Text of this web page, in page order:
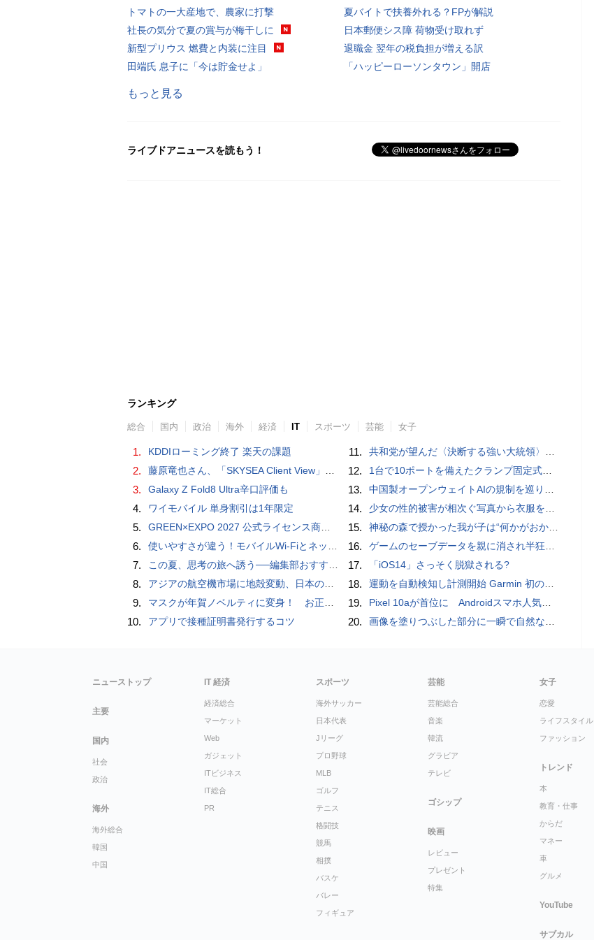
トマトの一大産地で、農家に打撃
社長の気分で夏の賞与が梅干しに
新型プリウス 燃費と内装に注目
田端氏 息子に「今は貯金せよ」
夏バイトで扶養外れる？FPが解説
日本郵便シス障 荷物受け取れず
退職金 翌年の税負担が増える訳
「ハッピーローソンタウン」開店
もっと見る
ライブドアニュースを読もう！
ランキング
総合 国内 政治 海外 経済 IT スポーツ 芸能 女子
1. KDDIローミング終了 楽天の課題
2. 藤原竜也さん、「SKYSEA Client View」新CMで「AI労務改善」をアピール 働き方をAIが分析したら「すぐに休んで」と言われる？
3. Galaxy Z Fold8 Ultra辛口評価も
4. ワイモバイル 単身割引は1年限定
5. GREEN×EXPO 2027 公式ライセンス商品！初の「トゥンクトゥンク」公式LINEスタンプ、販売開始
6. 使いやすさが違う！モバイルWi-FiとネットHDD【PC-DIY 秋の陣】
7. この夏、思考の旅へ誘う──編集部おすすめの7冊：WIRED BOOK GUIDE
8. アジアの航空機市場に地殻変動、日本のサプライヤーに影響も
9. マスクが年賀ノベルティに変身！ お正月特別パッケージの注文受付開始
10. アプリで接種証明書発行するコツ
11. 共和党が望んだ〈決断する強い大統領〉が統治するアメリカの到来──「アメリカン・ドッペルゲンガー」by 池田純一#14
12. 1台で10ポートを備えたクランプ固定式電源タップ「Anker Nano Power Strip (10-in-1, 70W, クランプ式)」レビュー
13. 中国製オープンウェイトAIの規制を巡り、シリコンバレーで意見が二分
14. 少女の性的被害が相次ぐ写真から衣服を剥ぎ取るAIポルノアプリ「ClothOff」の背後にいる人物とは？
15. 神秘の森で授かった我が子は“何かがおかしい”『ナイトボーン -夜哭-』本編映像解禁 母の絶叫顔うちわが全国の劇場に［ホラー通信］
16. ゲームのセーブデータを親に消され半狂乱になった少年
17. 「iOS14」さっそく脱獄される?
18. 運動を自動検知し計測開始 Garmin 初のスマートバンドを発売 10日間のロングバッテリーで手間いらず
19. Pixel 10aが首位に Androidスマホ人気ランキングTOP10 2026/8/8
20. 画像を塗りつぶした部分に一瞬で自然な画像を補完する技術を早稲田大学の研究者が開発
ニューストップ
主要
国内
社会
政治
海外
海外総合
韓国
中国
IT 経済
経済総合
マーケット
Web
ガジェット
ITビジネス
IT総合
PR
スポーツ
海外サッカー
日本代表
Jリーグ
プロ野球
MLB
ゴルフ
テニス
格闘技
競馬
相撲
バスケ
バレー
フィギュア
芸能
芸能総合
音楽
韓流
グラビア
テレビ
ゴシップ
映画
レビュー
プレゼント
特集
女子
恋愛
ライフスタイル
ファッション
トレンド
本
教育・仕事
からだ
マネー
車
グルメ
YouTube
サブカル